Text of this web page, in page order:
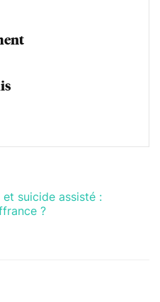
suicide assisté :
?